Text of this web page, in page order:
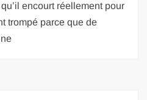
encourt réellement pour
trompé parce que de